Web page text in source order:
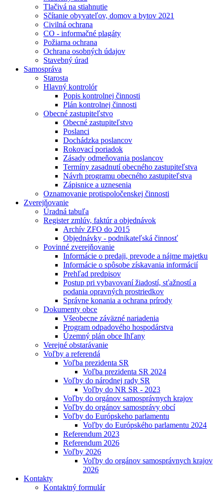
Tlačivá na stiahnutie
Sčítanie obyvateľov, domov a bytov 2021
Civilná ochrana
CO - informačné plagáty
Požiarna ochrana
Ochrana osobných údajov
Stavebný úrad
Samospráva
Starosta
Hlavný kontrolór
Popis kontrolnej činnosti
Plán kontrolnej činnosti
Obecné zastupiteľstvo
Obecné zastupiteľstvo
Poslanci
Dochádzka poslancov
Rokovací poriadok
Zásady odmeňovania poslancov
Termíny zasadnutí obecného zastupiteľstva
Návrh programu obecného zastupiteľstva
Zápisnice a uznesenia
Oznamovanie protispoločenskej činnosti
Zverejňovanie
Úradná tabuľa
Register zmlúv, faktúr a objednávok
Archív ZFO do 2015
Objednávky - podnikateľská činnosť
Povinné zverejňovanie
Informácie o predaji, prevode a nájme majetku
Informácie o spôsobe získavania informácií
Prehľad predpisov
Postup pri vybavovaní žiadostí, sťažností a
podania opravných prostriedkov
Správne konania a ochrana prírody
Dokumenty obce
Všeobecne záväzné nariadenia
Program odpadového hospodárstva
Územný plán obce Ihľany
Verejné obstarávanie
Voľby a referendá
Voľba prezidenta SR
Voľba prezidenta SR 2024
Voľby do národnej rady SR
Voľby do NR SR - 2023
Voľby do orgánov samosprávnych krajov
Voľby do orgánov samosprávy obcí
Voľby do Európskeho parlamentu
Voľby do Európského parlamentu 2024
Referendum 2023
Referendum 2026
Voľby 2026
Voľby do orgánov samosprávnych krajov
2026
Kontakty
Kontaktný formulár